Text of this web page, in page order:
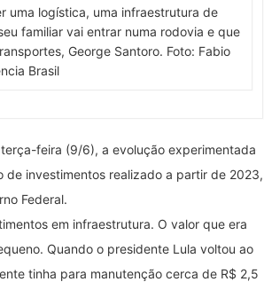
uma logística, uma infraestrutura de
familiar vai entrar numa rodovia e que
George Santoro. Foto: Fabio
Brasil
feira (9/6), a evolução experimentada
de investimentos realizado a partir de 2023,
Federal.
em infraestrutura. O valor que era
Quando o presidente Lula voltou ao
tinha para manutenção cerca de R$ 2,5